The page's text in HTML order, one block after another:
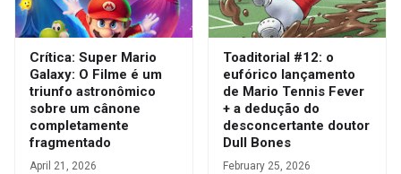
Crítica: Super Mario
Galaxy: O Filme é um
triunfo astronômico
sobre um cânone
completamente
fragmentado
April 21, 2026
Toaditorial #12: o
eufórico lançamento
de Mario Tennis Fever
+ a dedução do
desconcertante doutor
Dull Bones
February 25, 2026